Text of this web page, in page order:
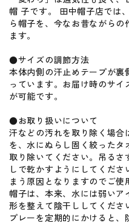
帽 子です。 田中帽子店では
ら帽子を、今なお昔ながら
ます。
●サイズの調節方法
本体内側の汗止めテープが裏
っています。お届け時のサイ
が可能です。
●お取り扱いについて
汗などの汚れを取り除く場
を、水にぬらし固く絞った
取り除いてください。吊る
しで乾かすようにしてくだ
まう原因となりますのでご
帽子は、本来、水には弱いア
形を整えて陰干ししてくだ
プレーを定期的にかけると、